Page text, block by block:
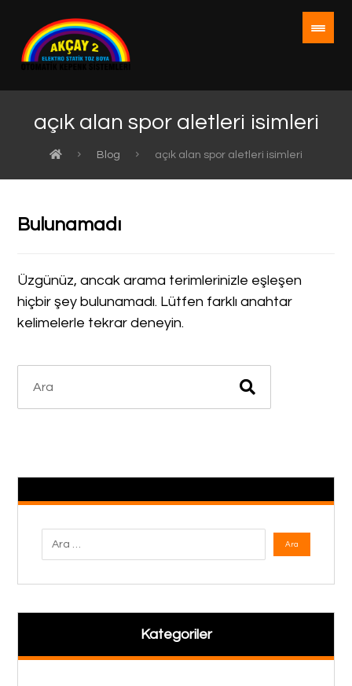
açık alan spor aletleri isimleri
Blog açık alan spor aletleri isimleri
Bulunamadı
Üzgünüz, ancak arama terimlerinizle eşleşen
hiçbir şey bulunamadı. Lütfen farklı anahtar
kelimelerle tekrar deneyin.
Kategoriler